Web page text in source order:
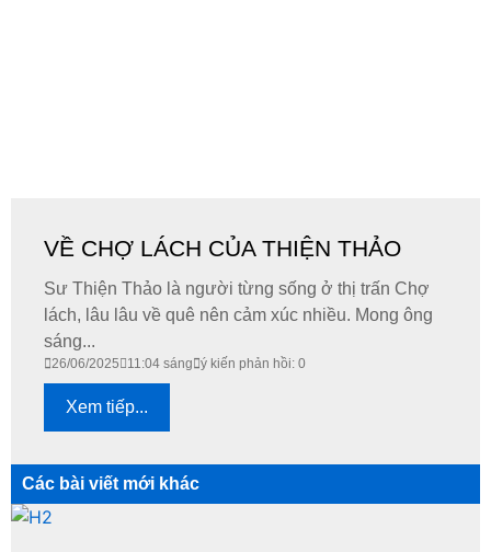
VỀ CHỢ LÁCH CỦA THIỆN THẢO
Sư Thiện Thảo là người từng sống ở thị trấn Chợ
lách, lâu lâu về quê nên cảm xúc nhiều. Mong ông
sáng...
26/06/2025 11:04 sáng ý kiến phản hồi: 0
Xem tiếp...
Các bài viết mới khác